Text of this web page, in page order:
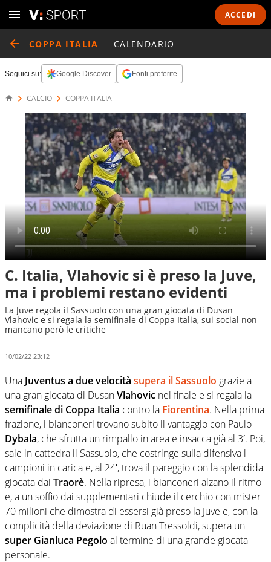
ACCEDI
COPPA ITALIA CALENDARIO
Seguici su: Google Discover Fonti preferite
CALCIO COPPA ITALIA
C. Italia, Vlahovic si è preso la Juve,
ma i problemi restano evidenti
La Juve regola il Sassuolo con una gran giocata di Dusan
Vlahovic e si regala la semifinale di Coppa Italia, sui social non
mancano però le critiche
10/02/22 23:12
Una Juventus a due velocità supera il Sassuolo grazie a
una gran giocata di DusanVlahovic nel finale e si regala la
semifinale di Coppa Italia contro la Fiorentina. Nella prima
frazione, i bianconeri trovano subito il vantaggio con Paulo
Dybala, che sfrutta un rimpallo in area e insacca già al 3′. Poi,
sale in cattedra il Sassuolo, che costringe sulla difensiva i
campioni in carica e, al 24′, trova il pareggio con la splendida
giocata dai Traorè. Nella ripresa, i bianconeri alzano il ritmo
e, a un soffio dai supplementari chiude il cerchio con mister
70 milioni che dimostra di essersi già preso la Juve e, con la
complicità della deviazione di Ruan Tressoldi, supera un
super Gianluca Pegolo al termine di una grande giocata
personale.